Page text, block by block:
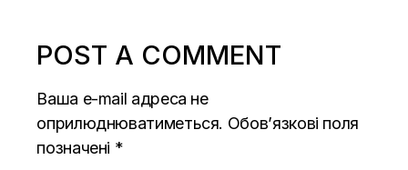
POST A COMMENT
Ваша e-mail адреса не
оприлюднюватиметься. Обов’язкові поля
позначені *